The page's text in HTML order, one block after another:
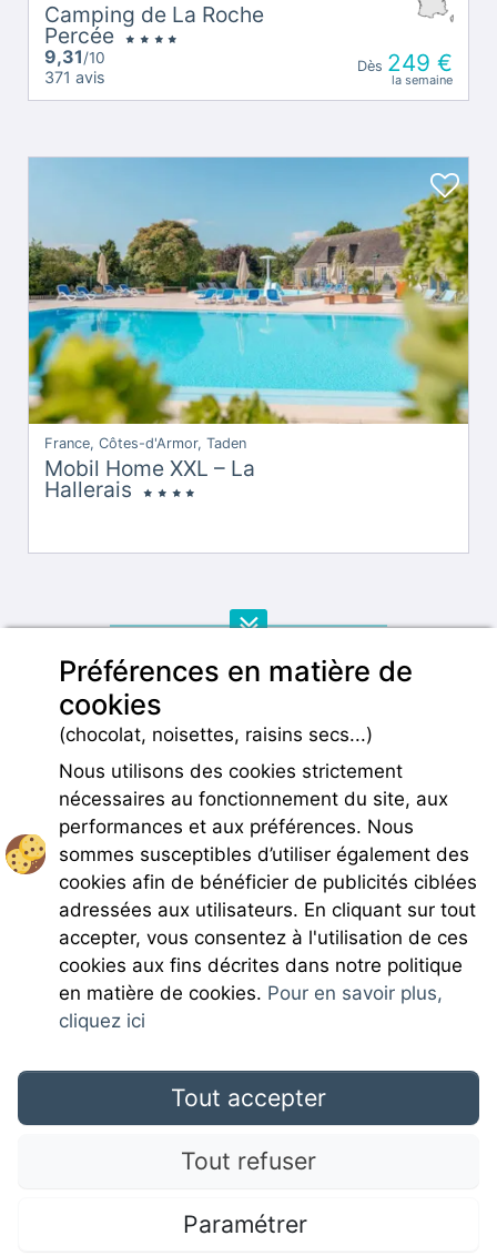
Camping de La Roche
Percée
9,31/10
371 avis
Dès 249 €
la semaine
France, Côtes-d'Armor, Taden
Mobil Home XXL – La
Hallerais
VOIR PLUS DE RÉSULTATS
Rejoignez-nous
Mentions légales
Préférences en matière de
cookies
(chocolat, noisettes, raisins secs...)
Nous utilisons des cookies strictement
nécessaires au fonctionnement du site, aux
performances et aux préférences. Nous
sommes susceptibles d’utiliser également des
cookies afin de bénéficier de publicités ciblées
adressées aux utilisateurs. En cliquant sur tout
accepter, vous consentez à l'utilisation de ces
cookies aux fins décrites dans notre politique
en matière de cookies. Pour en savoir plus,
cliquez ici
Tout accepter
Tout refuser
Paramétrer